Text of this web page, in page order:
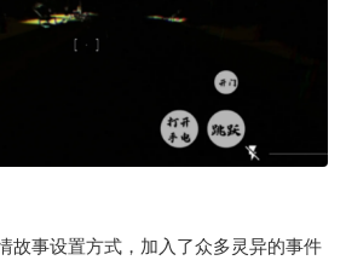
故事设置方式，加入了众多灵异的事件